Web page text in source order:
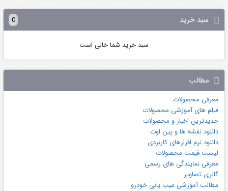
سبد خرید 0
سبد خرید شما خالی است
مطالب
معرفی محصولات
فیلم های آموزشی محصولات
جدیدترین اخبار و محصولات
دانلود نقشه ها و پین اوت
دانلود نرم افزارهای کاربردی
لیست قیمت محصولات
معرفی نمایندگی های رسمی
گالری تصاویر
مطالب آموزشی عیب یابی خودرو